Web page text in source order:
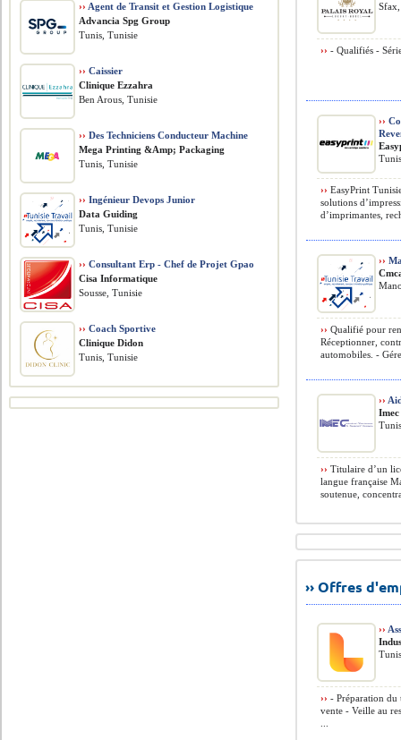
›› - Qualifiés -
››
›› EasyPrint
solutions
d’imprimantes,
››
›› Qualifié pour
Réceptionner,
automobiles. -
››
›› Titulaire d’un
langue française
soutenue,
›› Offres
››
›› - Préparation du
vente - Veille au
›› Agent de Transit et Gestion Logistique
Advancia Spg Group
Tunis, Tunisie
›› Caissier
Clinique Ezzahra
Ben Arous, Tunisie
›› Des Techniciens Conducteur Machine
Mega Printing &Amp; Packaging
Tunis, Tunisie
›› Ingénieur Devops Junior
Data Guiding
Tunis, Tunisie
›› Consultant Erp - Chef de Projet Gpao
Cisa Informatique
Sousse, Tunisie
›› Coach Sportive
Clinique Didon
Tunis, Tunisie